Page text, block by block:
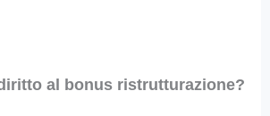
al bonus ristrutturazione?